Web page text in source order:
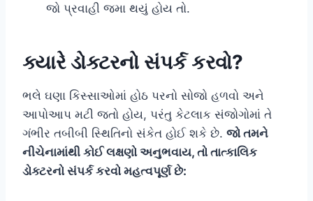
જો પ્રવાહી જમા થયું હોય તો.
ક્યારે ડોક્ટરનો સંપર્ક કરવો?
ભલે ઘણા કિસ્સાઓમાં હોઠ પરનો સોજો હળવો અને
આપોઆપ મટી જતો હોય, પરંતુ કેટલાક સંજોગોમાં તે
ગંભીર તબીબી સ્થિતિનો સંકેત હોઈ શકે છે. જો તમને
નીચેનામાંથી કોઈ લક્ષણો અનુભવાય, તો તાત્કાલિક
ડોક્ટરનો સંપર્ક કરવો મહત્વપૂર્ણ છે: